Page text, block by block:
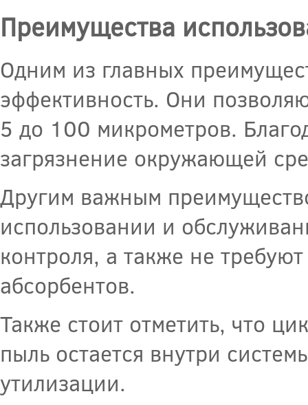
Преимущества
Одним из главных
эффективность. Они
5 до 100 микрометров.
загрязнение окружающей
Другим важным
использовании и
контроля, а также не
абсорбентов.
Также стоит отметить, что
пыль остается внутри
утилизации.